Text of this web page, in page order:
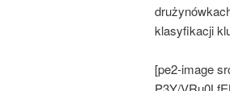
klasyfikacji
[pe2-image